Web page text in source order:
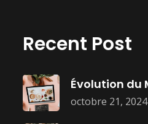
Recent Post
octobre 21, 2024